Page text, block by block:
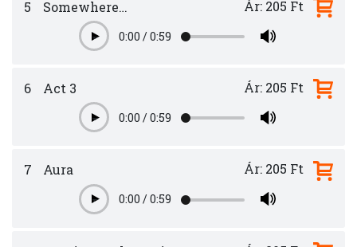
5 Somewhere…
Play0:00 /0:59
Ár: 205 Ft
6 Act 3
Play0:00 /0:59
Ár: 205 Ft
7 Aura
Play0:00 /0:59
Ár: 205 Ft